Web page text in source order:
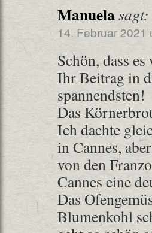
Manuelasagt:
14. Februar 2021
Schön, dass
Ihr Beitrag in
spannendsten!
Das
Ich dachte
in Cannes,
von den
Cannes eine
Das
Blumenkohl